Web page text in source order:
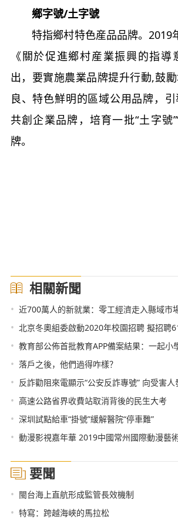
鄉字號/土字號
特指鄉村特色産品品牌。2019
《關於促進鄉村産業振興的指導
出，要實施農業品牌提升行動,鼓
良、特色鮮明的區域公用品牌，
共創企業品牌，培育一批“土字號
牌。
相關新聞
• 近700萬人的新就業：零工經濟走入縣域市
• 北京冬奧組委啟動2020年校園招聘 擬招聘
• 教育部公佈首批教育APP備案結果：一起小
• 落戶之後，他們過得咋樣？
• 反詐勸阻來電顯示“公安反詐專號” 向受害人
• 高速公路省界收費站取消背後的民生大考
• 深圳試點給車“掛號”緩解醫院“停車難”
• 動漫影視嘉年華 2019中國常州國際動漫藝
要聞
• 閩台海上直航形成監管長效機制
• 特寫：跨越海峽的馬拉松